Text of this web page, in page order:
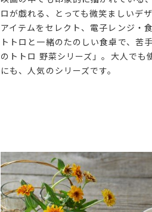
ロが戯れる、とっても微笑ましいデ
アイテムをセレクト、電子レンジ・
トトロと一緒のたのしい食卓で、苦
のトトロ 野菜シリーズ」。大人で
にも、人気のシリーズです。